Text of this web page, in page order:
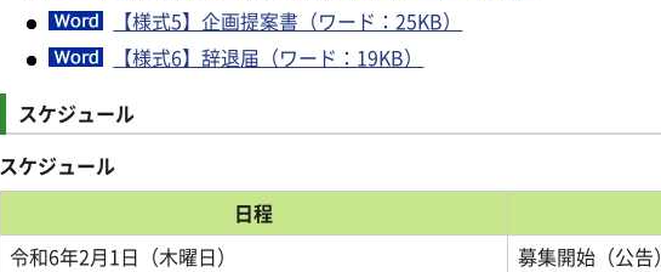
【様式5】企画提案書（ワード：25KB）
【様式6】辞退届（ワード：19KB）
スケジュール
スケジュール
日程
令和6年2月1日（木曜日）
募集開始（公告）